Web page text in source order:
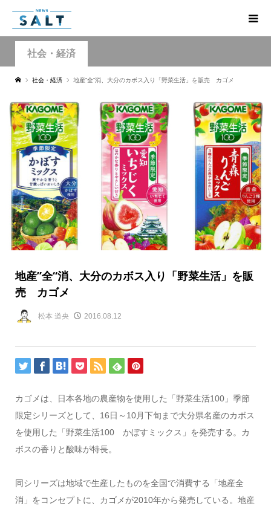
社会・経済
社会・経済 地産”全“消、大分のカボス入り「野菜生活」を販売 カゴメ
地産”全“消、大分のカボス入り「野菜生活」を販
売 カゴメ
松本 道央 2016.08.12
カゴメは、日本各地の農産物を使用した「野菜生活100」季節
限定シリーズとして、16日～10月下旬まで大分県名産のカボス
を使用した「野菜生活100 かぼすミックス」を発売する。カ
ボスの香りと酸味が特長。
同シリーズは地域で生産したものを全国で消費する「地産全
消」をコンセプトに、カゴメが2010年から発売している。地産